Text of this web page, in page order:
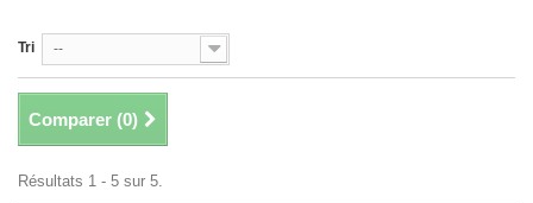
Tri --
Comparer (0)
Résultats 1 - 5 sur 5.